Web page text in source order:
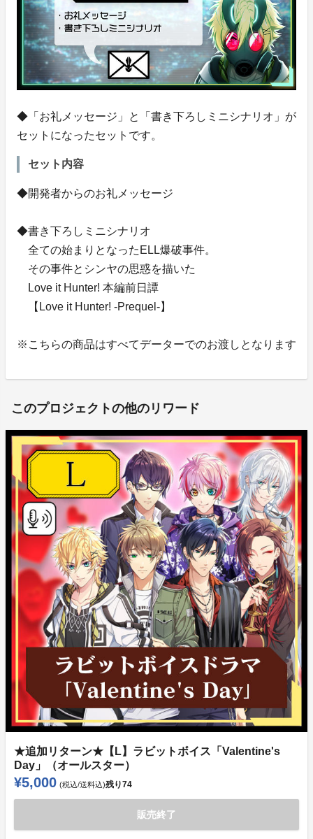
◆「お礼メッセージ」と「書き下ろしミニシナリオ」が
セットになったセットです。
セット内容
◆開発者からのお礼メッセージ
◆書き下ろしミニシナリオ
全ての始まりとなったELL爆破事件。
その事件とシンヤの思惑を描いた
Love it Hunter! 本編前日譚
【Love it Hunter! -Prequel-】
※こちらの商品はすべてデーターでのお渡しとなります
このプロジェクトの他のリワード
★追加リターン★【L】ラビットボイス「Valentine's
Day」（オールスター）
¥5,000 (税込/送料込)残り74
販売終了